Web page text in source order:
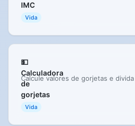
IMC
Vida
💵
Calculadora
de
gorjetas
Calcule valores de gorjetas e
Vida